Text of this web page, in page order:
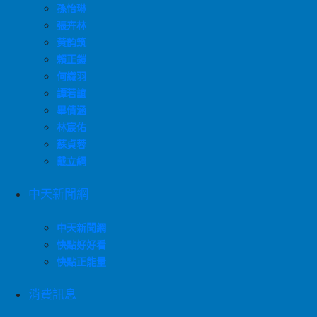
孫怡琳
張卉林
黃韵筑
賴正鎧
何織羽
譚若誼
畢倩涵
林宸佑
蘇貞蓉
戴立綱
中天新聞網
中天新聞網
快點好好看
快點正能量
消費訊息